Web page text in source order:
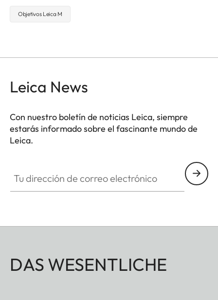
Objetivos Leica M
Leica News
Con nuestro boletín de noticias Leica, siempre
estarás informado sobre el fascinante mundo de
Leica.
DAS WESENTLICHE